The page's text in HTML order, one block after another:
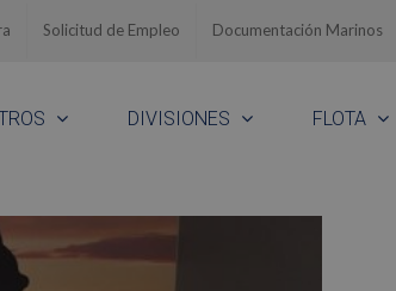
Solicitud de Empleo Documentación Marinos
DIVISIONES FLOTA